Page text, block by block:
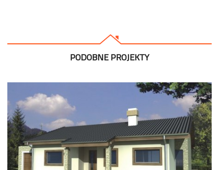
PODOBNE PROJEKTY